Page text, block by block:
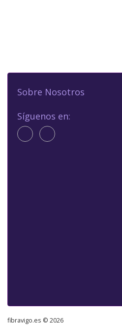
Sobre Nosotros
Síguenos en:
fibravigo.es © 2026